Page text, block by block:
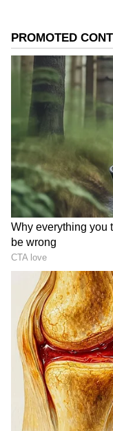
7
Image Credit :Getty
ಅಡುಗೆಗೆ
ಅಡುಗೆಗೆ
ಅನೇಕ ಮಂದಿ
ಆರೋಗ್ಯಕ್ಕೆ
ಪ್ರಕಾರವಾಗಿಯೂ
ನೀಡುತ್ತದಂತೆ.